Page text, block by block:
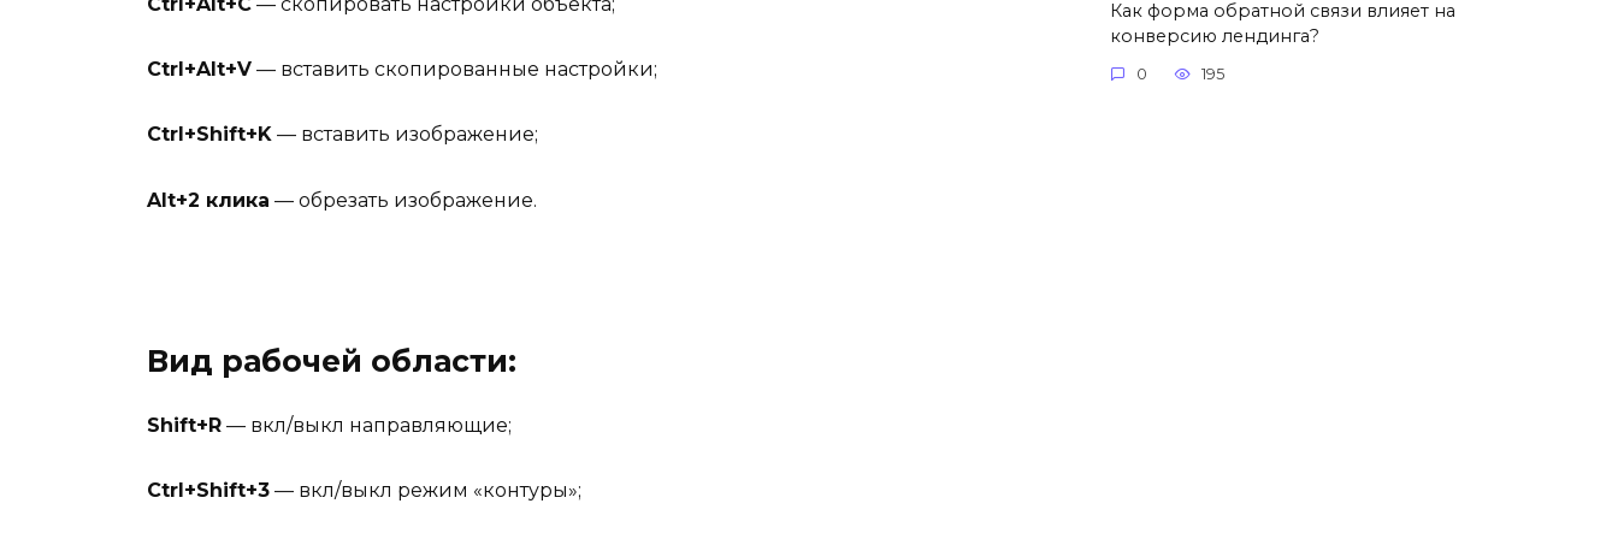
Ctrl+Alt+V — вставить скопированные настройки;
Ctrl+Shift+K — вставить изображение;
Alt+2 клика — обрезать изображение.
Вид рабочей области:
Shift+R — вкл/выкл направляющие;
Ctrl+Shift+3 — вкл/выкл режим «контуры»;
Как форма обратной связи влияет на
конверсию лендинга?
0 195